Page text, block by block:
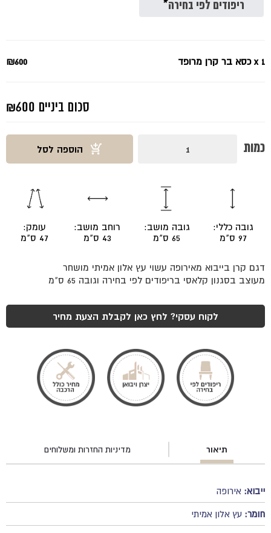
ריפודים לפי בחירה*
x 1כסא בר קרן מרופד ₪600
סכום ביניים ₪600
כמות
מרופד
הוספה לסל
גובה כללי:
97 ס"מ
גובה מושב:
65 ס"מ
רוחב מושב:
43 ס"מ
עומק:
47 ס"מ
דגם קרן בייבוא מאירופה עשוי עץ אלון אמיתי מושחר
מעוצב בסגנון קלאסי בריפודים לפי בחירה וגובה 65 ס"מ
לקוח עסקי? לחץ כאן לקבלת הצעת מחיר
תיאור מדיניות החזרות ומשלוחים
ייבוא: אירופה
חומר: עץ אלון אמיתי